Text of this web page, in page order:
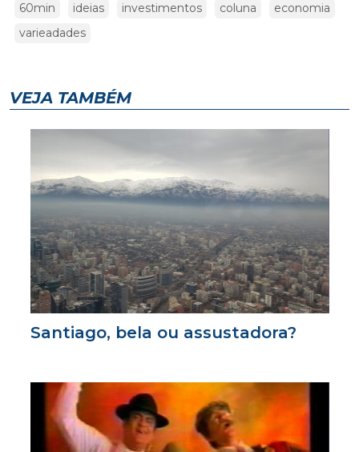
60min
ideias investimentos coluna
economia
varieadades
VEJA TAMBÉM
Santiago, bela ou assustadora?